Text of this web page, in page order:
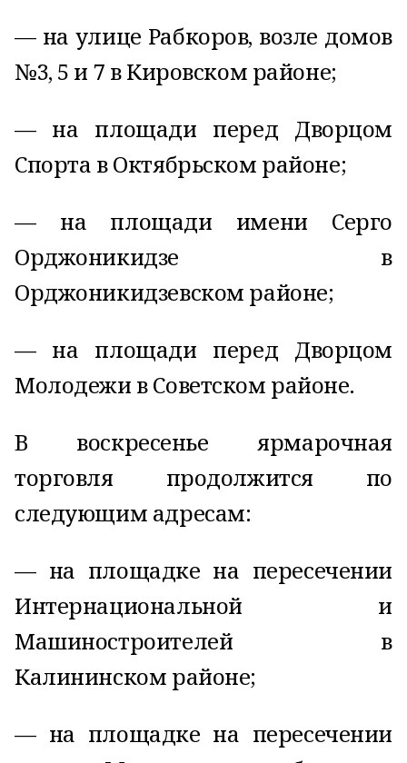
— на улице Рабкоров, возле домов
№3, 5 и 7 в Кировском районе;
— на площади перед Дворцом
Спорта в Октябрьском районе;
— на площади имени Серго
Орджоникидзе в
Орджоникидзевском районе;
— на площади перед Дворцом
Молодежи в Советском районе.
В воскресенье ярмарочная
торговля продолжится по
следующим адресам:
— на площадке на пересечении
Интернациональной и
Машиностроителей в
Калининском районе;
— на площадке на пересечении